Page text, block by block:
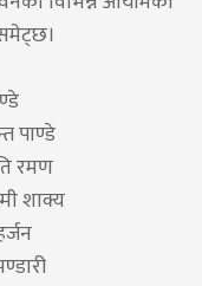
पाण्डे
रमण
शाक्य